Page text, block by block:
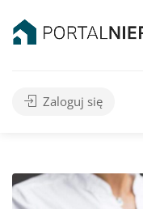
Zaloguj się